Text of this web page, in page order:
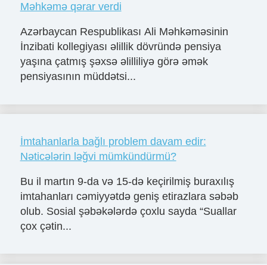
Məhkəmə qərar verdi
Azərbaycan Respublikası Ali Məhkəməsinin
İnzibati kollegiyası əlillik dövründə pensiya
yaşına çatmış şəxsə əlilliliyə görə əmək
pensiyasının müddətsi...
İmtahanlarla bağlı problem davam edir:
Nəticələrin ləğvi mümkündürmü?
Bu il martın 9-da və 15-də keçirilmiş buraxılış
imtahanları cəmiyyətdə geniş etirazlara səbəb
olub. Sosial şəbəkələrdə çoxlu sayda “Suallar
çox çətin...